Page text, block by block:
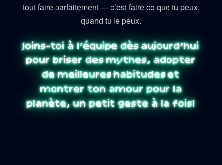
tout faire parfaitement — c’est faire ce que tu peux,
quand tu le peux.
Joins-toi à l’équipe dès aujourd’hui
pour briser des mythes, adopter
de meilleures habitudes et
montrer ton amour pour la
planète, un petit geste à la fois!